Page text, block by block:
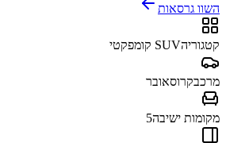
השוו גרסאות
קטגוריהSUV קומפקטי
מרכבקרוסאובר
מקומות ישיבה5